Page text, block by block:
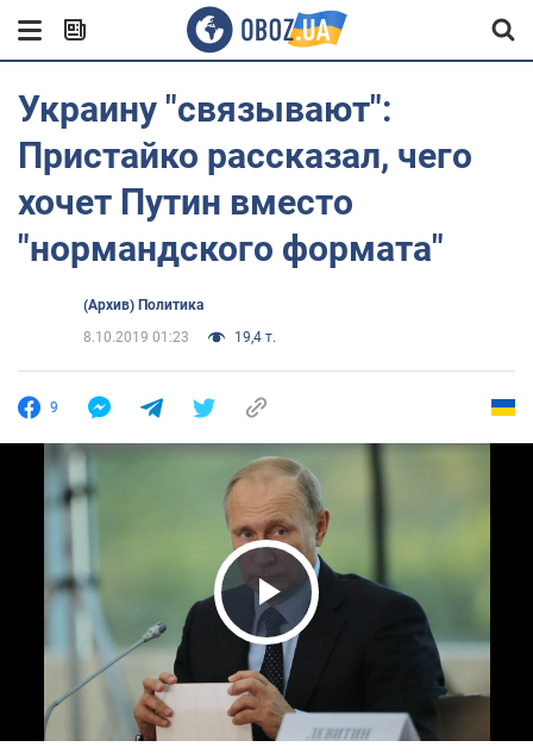
Украину "связывают":
Пристайко рассказал, чего
хочет Путин вместо
"нормандского формата"
(Архив) Политика
8.10.2019 01:23
19,4 т.
9
Play Video